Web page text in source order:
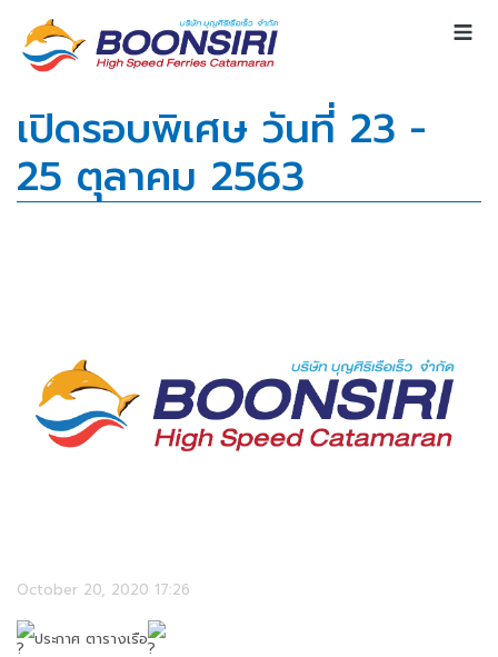
เปิดรอบพิเศษ วันที่ 23 -
25 ตุลาคม 2563
October 20, 2020 17:26
ประกาศ ตารางเรือ